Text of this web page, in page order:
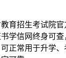
招生考试院官
学信网终身可
正常用于升学